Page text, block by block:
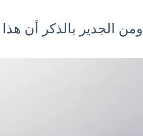
ومن الجدير بالذكر أن هذا